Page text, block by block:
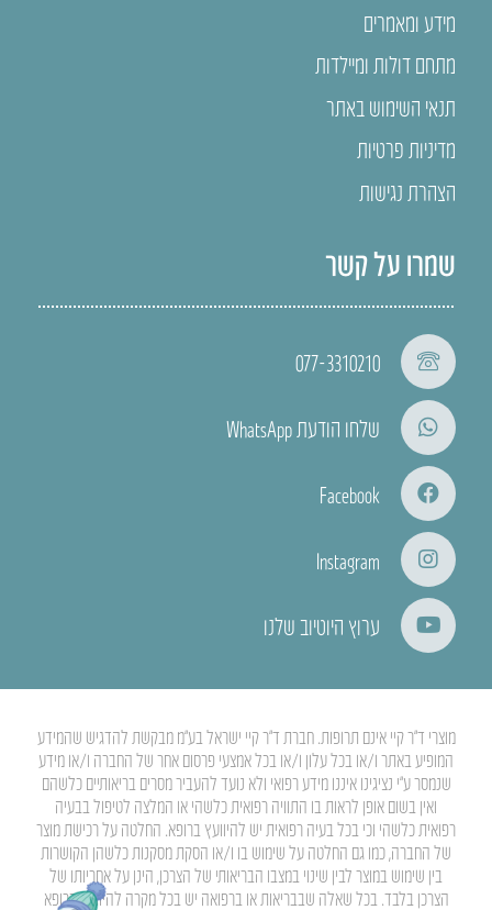
מידע ומאמרים
מתחם דולות ומיילדות
תנאי השימוש באתר
מדיניות פרטיות
הצהרת נגישות
שמרו על קשר
077-3310210
שלחו הודעת WhatsApp
Facebook
Instagram
ערוץ היוטיוב שלנו
מוצרי ד”ר קיי אינם תרופות. חברת ד”ר קיי ישראל בע”מ מבקשת להדגיש שהמידע
המופיע באתר ו/או בכל עלון ו/או בכל אמצעי פרסום אחר של החברה ו/או מידע
שנמסר ע”י נציגינו איננו מידע רפואי ולא נועד להעביר מסרים בריאותיים כלשהם
ואין בשום אופן לראות בו התוויה רפואית כלשהי או המלצה לטיפול בבעיה
רפואית כלשהי וכי בכל בעיה רפואית יש להיוועץ ברופא. החלטה על רכישת מוצר
של החברה, כמו גם החלטה על שימוש בו ו/או הסקת מסקנות כלשהן הקושרות
בין שימוש במוצר לבין שינוי במצבו הבריאותי של הצרכן, הינן על אחריותו של
הצרכן בלבד. בכל שאלה שבבריאות או ברפואה יש בכל מקרה להיוועץ ברופא